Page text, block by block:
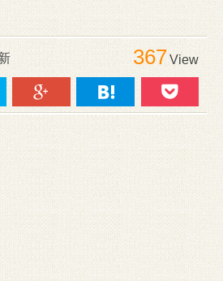
367View